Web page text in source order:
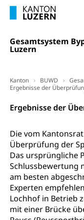
Gesamtsystem
Luzern
Kanton BUWD
Ergebnisse der
Ergebnisse der
Die vom
Überprüfung der
Das ursprüngliche
Schlussbewertung
am besten
Experten
Lochhof in Betrieb
mit einer Brücke
Pensionierung
Innovative
Umschulung,
Berufsbildung,
Neuorientierung,
Berufsberatung,
Studienberatung,
Berufsabschluss